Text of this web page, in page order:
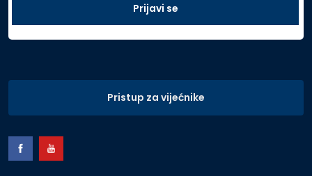
Pristup za vijećnike